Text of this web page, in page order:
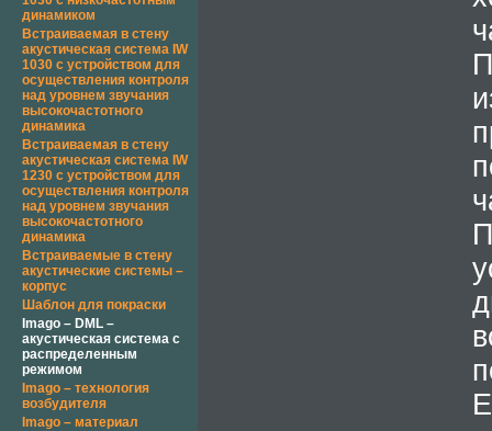
динамиком
Встраиваемая в стену
акустическая система IW
1030 с устройством для
осуществления контроля
над уровнем звучания
высокочастотного
динамика
Встраиваемая в стену
акустическая система IW
1230 с устройством для
осуществления контроля
над уровнем звучания
высокочастотного
динамика
Встраиваемые в стену
акустические системы –
корпус
Шаблон для покраски
Imago – DML –
акустическая система с
распределенным
режимом
Imago – технология
возбудителя
Imago – материал